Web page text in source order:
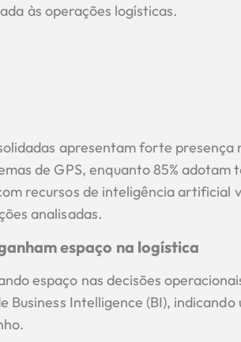
às operações logísticas.
apresentam forte
de GPS, enquanto 85%
recursos de inteligência artificial
analisadas.
espaço na logística
espaço nas decisões
Business Intelligence (BI),